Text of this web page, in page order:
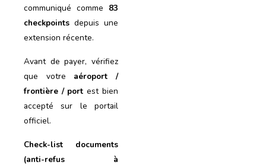
communiqué comme 83
checkpoints depuis une
extension récente.
Avant de payer, vérifiez
que votre aéroport /
frontière / port est bien
accepté sur le portail
officiel.
Check-list documents
(anti-refus à